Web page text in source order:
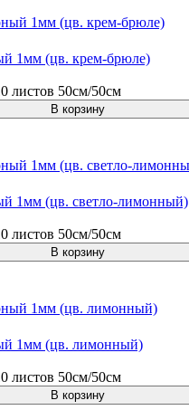
1мм (цв. крем-брюле)
листов 50см/50см
В корзину
1мм (цв. светло-лимонный)
листов 50см/50см
В корзину
1мм (цв. лимонный)
листов 50см/50см
В корзину